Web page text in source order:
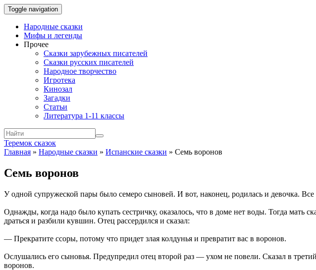
Toggle navigation
Народные сказки
Мифы и легенды
Прочее
Сказки зарубежных писателей
Сказки русских писателей
Народное творчество
Игротека
Кинозал
Загадки
Статьи
Литература 1-11 классы
Теремок сказок
Главная » Народные сказки » Испанские сказки » Семь воронов
Семь воронов
У одной супружеской пары было семеро сыновей. И вот, наконец, родилась и девочка.
Однажды, когда надо было купать сестричку, оказалось, что в доме нет воды. Тогда мать
драться и разбили кувшин. Отец рассердился и сказал:
— Прекратите ссоры, потому что придет злая колдунья и превратит вас в воронов.
Ослушались его сыновья. Предупредил отец второй раз — ухом не повели. Сказал в
воронов.